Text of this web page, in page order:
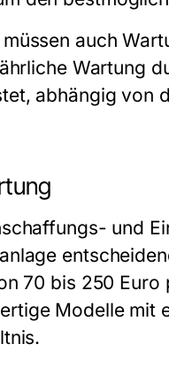
auch
Wartung
abhängig von
und
70 bis 250
Modelle mit